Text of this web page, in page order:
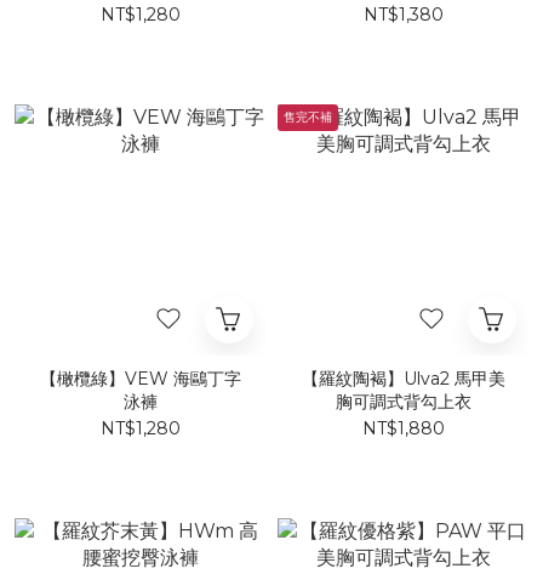
NT$1,280
NT$1,380
【橄欖綠】​VEW 海鷗丁字
泳褲
NT$1,280
售完不補
【羅紋陶褐】Ulva2 馬甲美
胸可調式背勾上衣
NT$1,880